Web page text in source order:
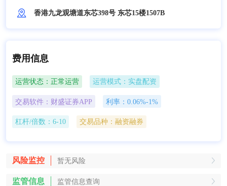
香港九龙观塘道东芯398号 东芯15楼1507B
费用信息
运营状态： 正常运营 运营模式： 实盘配资
交易软件： 财盛证券APP 利率： 0.06%-1%
杠杆/倍数： 6-10 交易品种： 融资融券
风险监控 暂无风险
监管信息 监管信息查询